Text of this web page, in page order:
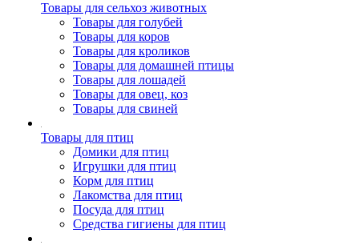
Товары для сельхоз животных
Товары для голубей
Товары для коров
Товары для кроликов
Товары для домашней птицы
Товары для лошадей
Товары для овец, коз
Товары для свиней
Товары для птиц
Домики для птиц
Игрушки для птиц
Корм для птиц
Лакомства для птиц
Посуда для птиц
Средства гигиены для птиц